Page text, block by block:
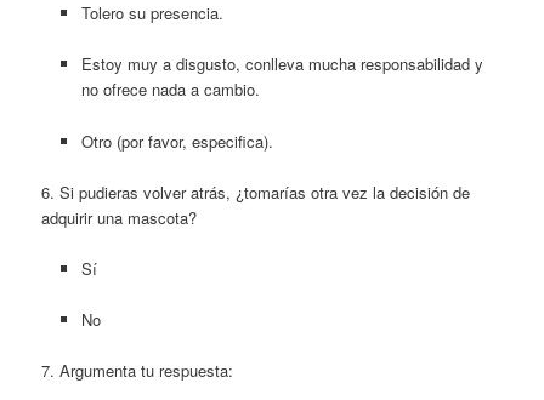
Tolero su presencia.
Estoy muy a disgusto, conlleva mucha responsabilidad y
no ofrece nada a cambio.
Otro (por favor, especifica).
6. Si pudieras volver atrás, ¿tomarías otra vez la decisión de
adquirir una mascota?
Sí
No
7. Argumenta tu respuesta: